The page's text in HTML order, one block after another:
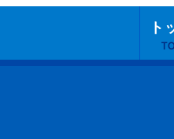
ト